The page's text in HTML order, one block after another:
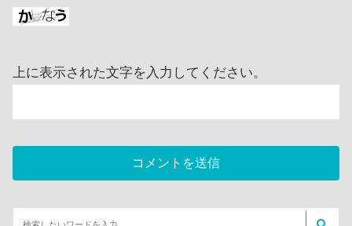
上に表示された文字を入力してください。